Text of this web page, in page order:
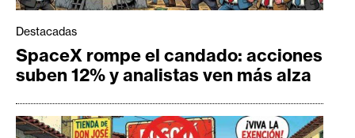
Destacadas
SpaceX rompe el candado: acciones
suben 12% y analistas ven más alza